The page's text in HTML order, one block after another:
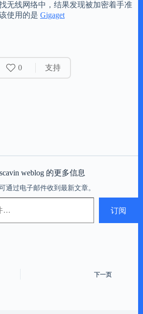
无线网络中，结果发现被加密着手准
使用的是 Gigaget
0 支持
weblog 的更多信息
通过电子邮件收到最新文章。
订阅
下一页